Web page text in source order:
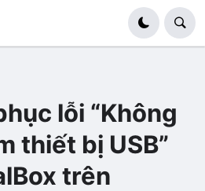
lỗi “Không
thiết bị USB”
trên